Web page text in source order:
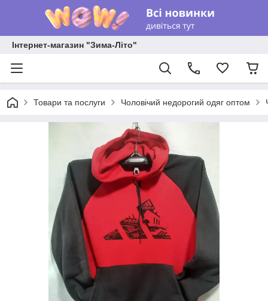
Інтернет-магазин "Зима-Літо"
Товари та послуги Чоловічий недорогий одяг оптом